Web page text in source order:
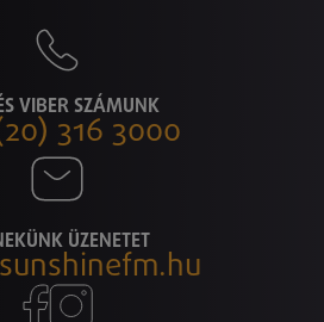
VIBER SZÁMUNK
316 3000
ÜZENETET